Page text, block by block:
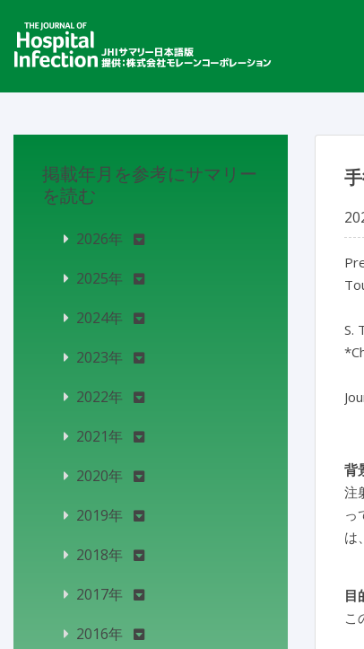
S.
背
注
っ
は
目
こ
掲載年月を参考にサマリー
を読む
2026年
2025年
2024年
2023年
2022年
2021年
2020年
2019年
2018年
2017年
2016年